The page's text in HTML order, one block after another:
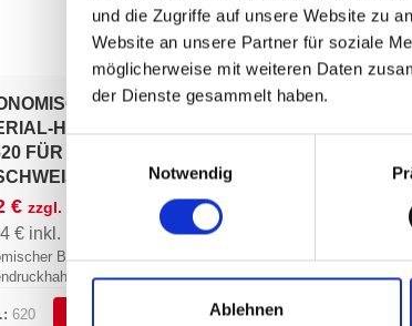
und die Zugriffe auf unsere Website zu
Website an unsere Partner für soziale
möglicherweise mit weiteren Daten
der Dienste gesammelt haben.
Notwendig
Ablehnen
BI-
HANDGRIFF ART.-
FÜR
€ zzgl. MwSt.
€ inkl. MwSt.
BI-Material-Handgriff, mit
und drehbarem
Anschluss 3/8”
TITAN' EXPRESS und
620
ALUMINIUM-
zzgl.
inkl.
Aluminium-
Art.-Nr.: